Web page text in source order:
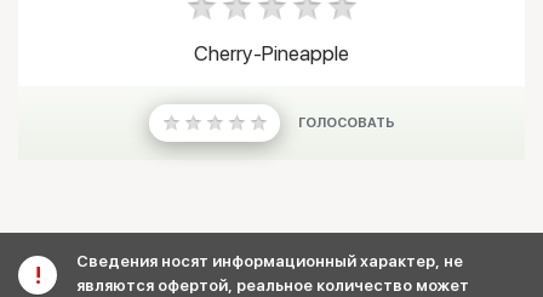
Cherry-Pineapple
ГОЛОСОВАТЬ
Сведения носят информационный характер, не
являются офертой, реальное количество может